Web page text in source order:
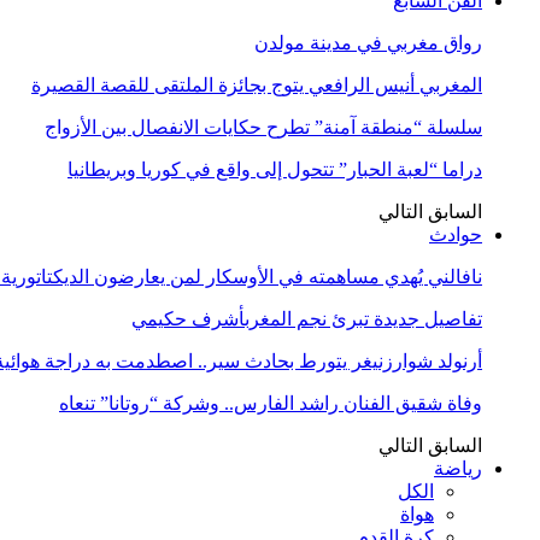
رواق مغربي في مدينة مولدن
المغربي أنيس الرافعي يتوج بجائزة الملتقى للقصة القصيرة
سلسلة “منطقة آمنة” تطرح حكايات الانفصال بين الأزواج
دراما “لعبة الحبار” تتحول إلى واقع في كوريا وبريطانيا
السابق التالي
حوادث
نافالني يُهدي مساهمته في الأوسكار لمن يعارضون
تفاصيل جديدة تبرئ نجم المغربأشرف حكيمي
أرنولد شوارزنيغر يتورط بحادث سير.. اصطدمت به دراجة
وفاة شقيق الفنان راشد الفارس.. وشركة “روتانا” تنعاه
السابق التالي
رياضة
الكل
هواة